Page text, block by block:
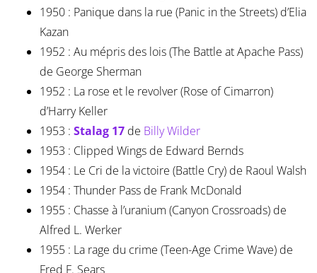
1950 : Panique dans la rue (Panic in the Streets) d’Elia
Kazan
1952 : Au mépris des lois (The Battle at Apache Pass)
de George Sherman
1952 : La rose et le revolver (Rose of Cimarron)
d’Harry Keller
1953 : Stalag 17de Billy Wilder
1953 : Clipped Wings de Edward Bernds
1954 : Le Cri de la victoire (Battle Cry) de Raoul Walsh
1954 : Thunder Pass de Frank McDonald
1955 : Chasse à l’uranium (Canyon Crossroads) de
Alfred L. Werker
1955 : La rage du crime (Teen-Age Crime Wave) de
Fred F. Sears